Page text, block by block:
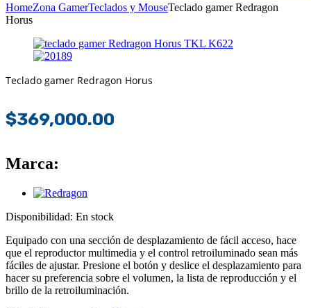
HomeZona GamerTeclados y MouseTeclado gamer Redragon
Horus
Teclado gamer Redragon Horus
$369,000.00
Marca:
Disponibilidad: En stock
Equipado con una sección de desplazamiento de fácil acceso, hace
que el reproductor multimedia y el control retroiluminado sean más
fáciles de ajustar. Presione el botón y deslice el desplazamiento para
hacer su preferencia sobre el volumen, la lista de reproducción y el
brillo de la retroiluminación.